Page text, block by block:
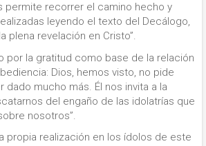
permite recorrer el camino hecho y
leyendo el texto del Decálogo,
plena revelación en Cristo”.
por la gratitud como base de la relación
Dios, hemos visto, no pide
dado mucho más. Él nos invita a la
del engaño de las idolatrías que
nosotros”.
propia realización en los ídolos de este